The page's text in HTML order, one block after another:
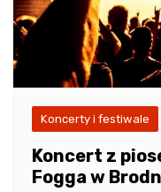
Koncerty i festiwale
Koncert z
Fogga w